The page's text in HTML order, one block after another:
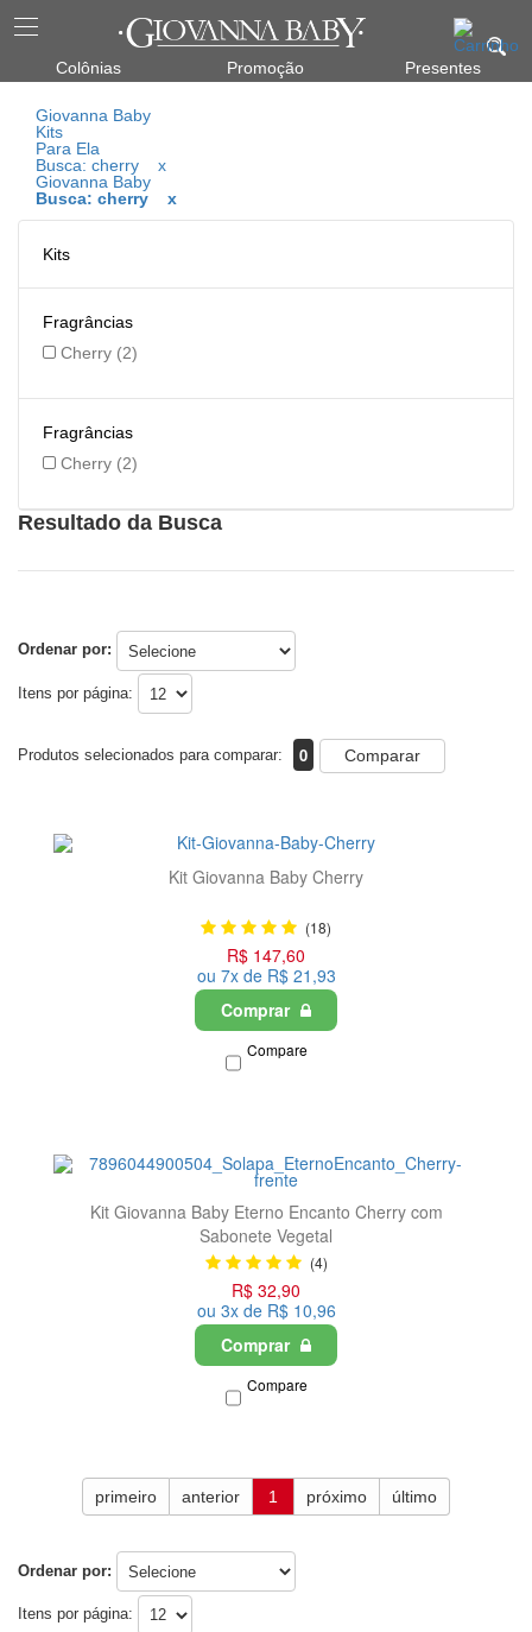
Colônias Promoção Presentes
Giovanna Baby
Kits
Para Ela
Busca: cherry
x
Giovanna Baby
Busca: cherry
x
Kits
Fragrâncias
Cherry (2)
Fragrâncias
Cherry (2)
Resultado da Busca
Ordenar por:
Itens por página:
Produtos selecionados para comparar: 0 Comparar
Kit Giovanna Baby Cherry
(18)
R$ 147,60
ou 7x de R$ 21,93
Comprar
Compare
Kit Giovanna Baby Eterno Encanto Cherry com
Sabonete Vegetal
(4)
R$ 32,90
ou 3x de R$ 10,96
Comprar
Compare
primeiro anterior 1 próximo último
Ordenar por:
Itens por página: